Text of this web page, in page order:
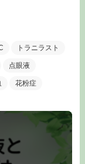
トラニラスト
点眼液
花粉症